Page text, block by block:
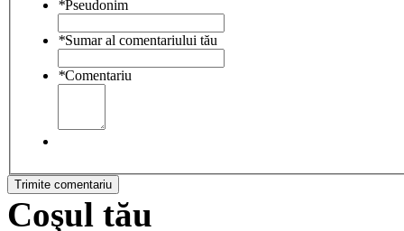
*Pseudonim
*Sumar al comentariului tău
*Comentariu
Trimite comentariu
Coşul tău